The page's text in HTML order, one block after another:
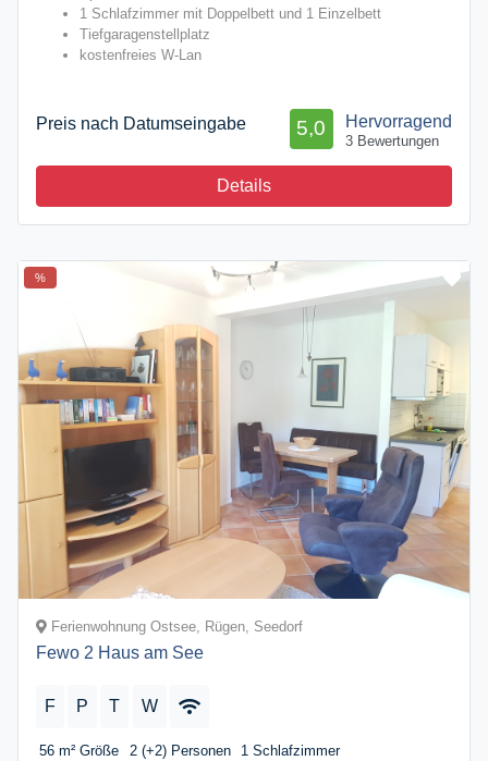
1 Schlafzimmer mit Doppelbett und 1 Einzelbett
Tiefgaragenstellplatz
kostenfreies W-Lan
Preis nach Datumseingabe Hervorragend
5,0
3 Bewertungen
Details
%
Ferienwohnung Ostsee, Rügen, Seedorf
Fewo 2 Haus am See
F P T W
56 m² Größe 2 (+2) Personen 1 Schlafzimmer